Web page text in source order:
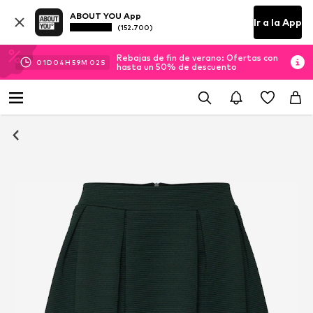
ABOUT YOU App
(152.700) Ir a la App
01D 04H 59M 02 S
Rebajas de fin de verano: Ofertas con
hasta un 50% de descuento